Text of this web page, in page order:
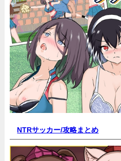
NTRサッカー/攻略まとめ